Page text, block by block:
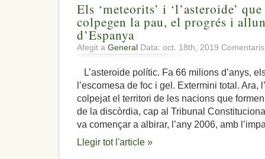
Els ‘meteorits’ i ‘l’asteroide’
colpegen la pau, el progrés i
d’Espanya
Afegit a General Data: oct. 18th, 2019
L’asteroide polític. Fa 66 milions d’anys,
l’escomesa de foc i gel. Extermini total. Ara,
colpejat el territori de les nacions que
de la discòrdia, cap al Tribunal
va començar a albirar, l’any 2006, amb
Llegir tot l'article »